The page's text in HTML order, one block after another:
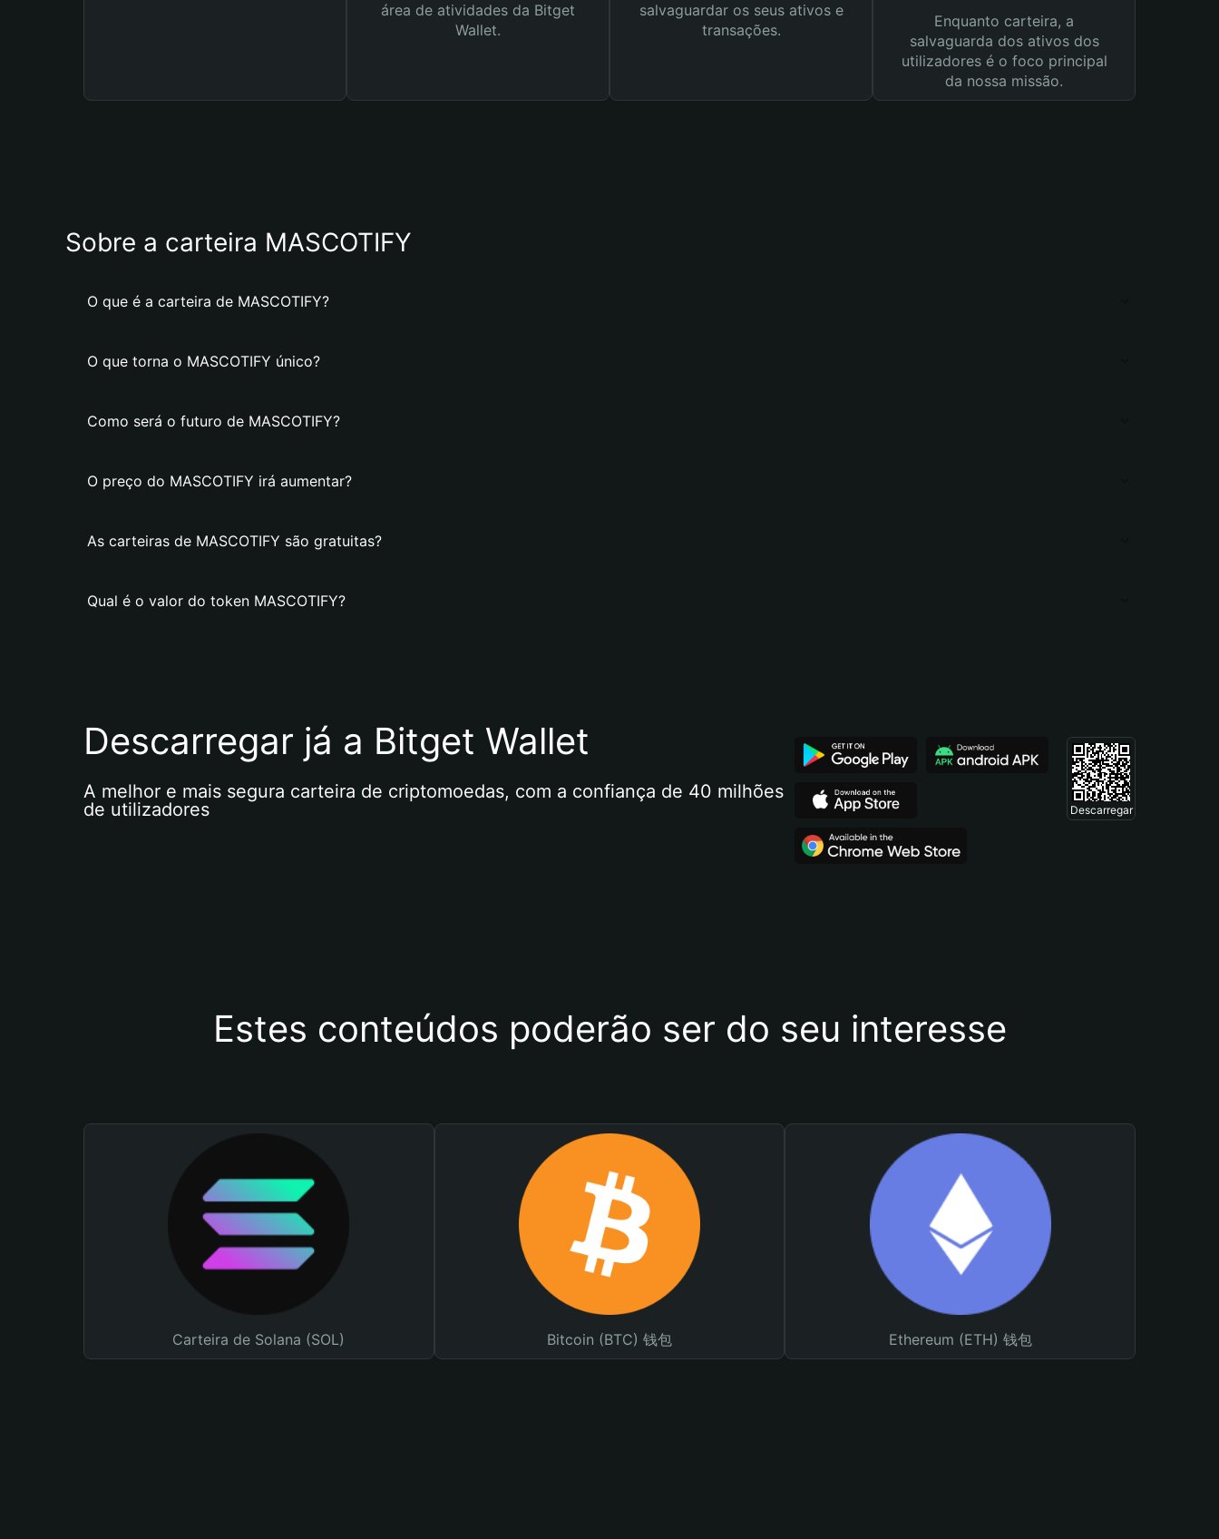
área de atividades da Bitget
Wallet.
salvaguardar os seus ativos e
transações.
Enquanto carteira, a
salvaguarda dos ativos dos
utilizadores é o foco principal
da nossa missão.
Sobre a carteira MASCOTIFY
O que é a carteira de MASCOTIFY?
O que torna o MASCOTIFY único?
Como será o futuro de MASCOTIFY?
O preço do MASCOTIFY irá aumentar?
As carteiras de MASCOTIFY são gratuitas?
Qual é o valor do token MASCOTIFY?
Descarregar já a Bitget Wallet
A melhor e mais segura carteira de criptomoedas, com a confiança de 40 milhões
de utilizadores
Descarregar
Estes conteúdos poderão ser do seu interesse
Carteira de Solana (SOL) Bitcoin (BTC) 钱包 Ethereum (ETH) 钱包